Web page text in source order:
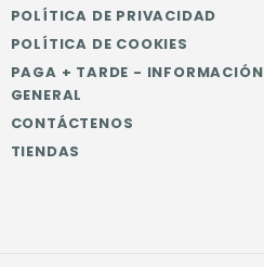
POLÍTICA DE PRIVACIDAD
POLÍTICA DE COOKIES
PAGA + TARDE - INFORMACIÓN
GENERAL
CONTÁCTENOS
TIENDAS